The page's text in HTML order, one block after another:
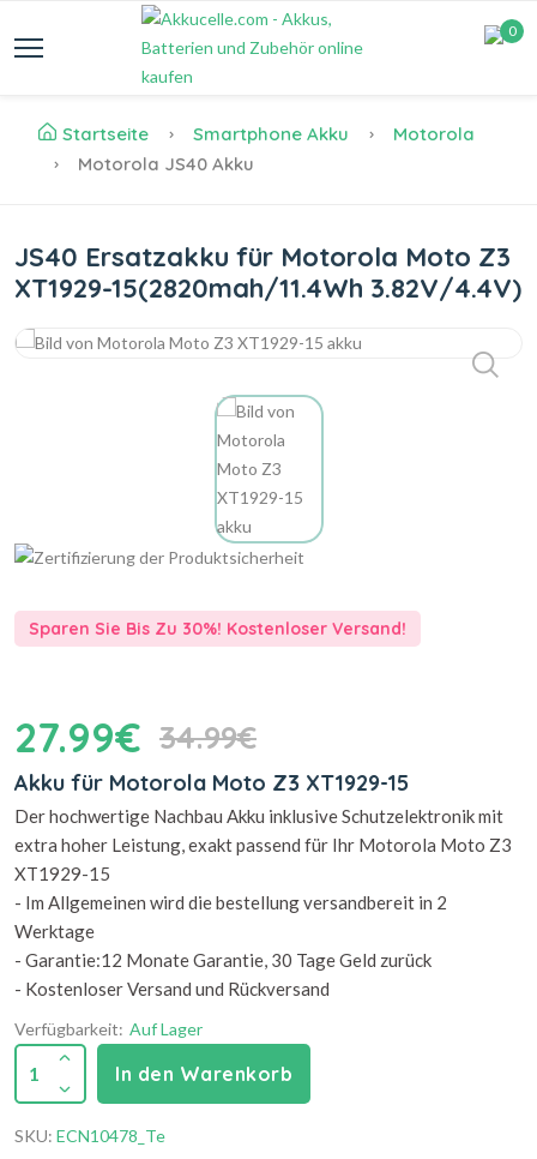
0
Startseite Smartphone Akku
Motorola
Motorola JS40 Akku
JS40 Ersatzakku für Motorola Moto Z3
XT1929-15(2820mah/11.4Wh 3.82V/4.4V)
Sparen Sie Bis Zu 30%! Kostenloser Versand!
27.99€ 34.99€
Akku für Motorola Moto Z3 XT1929-15
Der hochwertige Nachbau Akku inklusive Schutzelektronik mit
extra hoher Leistung, exakt passend für Ihr Motorola Moto Z3
XT1929-15
- Im Allgemeinen wird die bestellung versandbereit in 2
Werktage
- Garantie:12 Monate Garantie, 30 Tage Geld zurück
- Kostenloser Versand und Rückversand
Verfügbarkeit: Auf Lager
1 In den Warenkorb
SKU: ECN10478_Te